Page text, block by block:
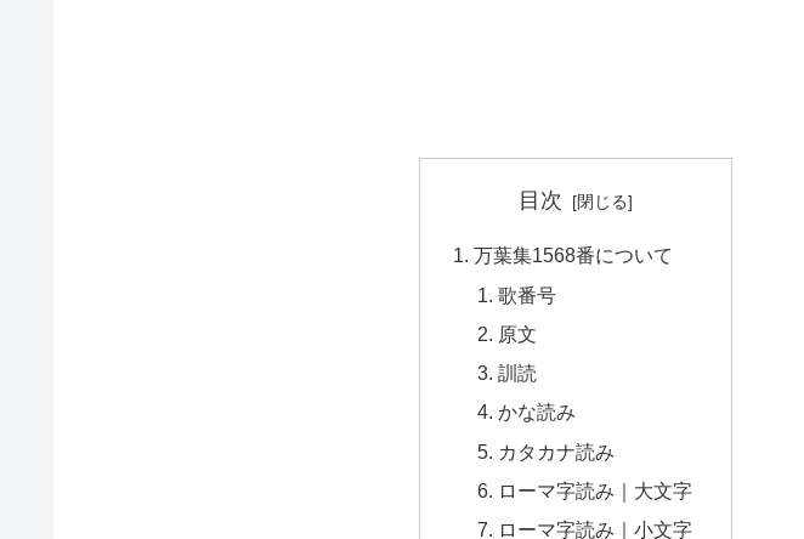
目次
万葉集1568番について
歌番号
原文
訓読
かな読み
カタカナ読み
ローマ字読み｜大文字
ローマ字読み｜小文字